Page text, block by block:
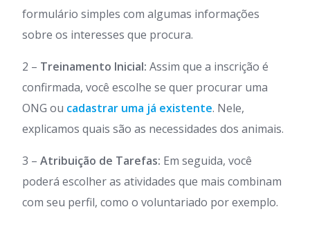
formulário simples com algumas informações
sobre os interesses que procura.
2 – Treinamento Inicial: Assim que a inscrição é
confirmada, você escolhe se quer procurar uma
ONG ou cadastrar uma já existente. Nele,
explicamos quais são as necessidades dos animais.
3 – Atribuição de Tarefas: Em seguida, você
poderá escolher as atividades que mais combinam
com seu perfil, como o voluntariado por exemplo.